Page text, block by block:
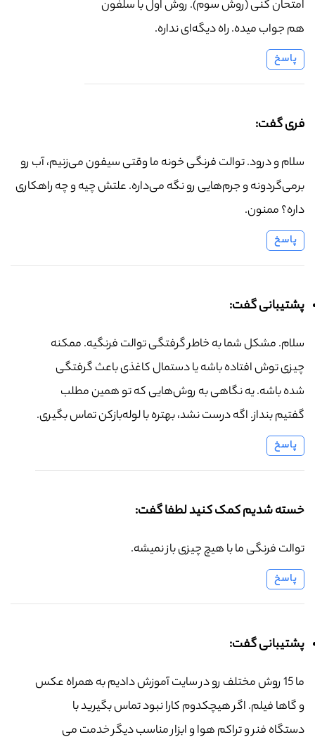
امتحان کنی (روش سوم). روش اول با سلفون
هم جواب میده. راه دیگه‌ای نداره.
پاسخ
فری گفت:
سلام و درود. توالت فرنگی خونه ما وقتی سیفون می‌زنیم، آب رو
برمی‌گردونه و جرم‌هایی رو نگه می‌داره. علتش چیه و چه راهکاری
داره؟ ممنون.
پاسخ
پشتیبانی گفت:
سلام. مشکل شما به خاطر گرفتگی توالت فرنگیه. ممکنه
چیزی توش افتاده باشه یا دستمال کاغذی باعث گرفتگی
شده باشه. یه نگاهی به روش‌هایی که تو همین مطلب
گفتیم بنداز. اگه درست نشد، بهتره با لوله‌بازکن تماس بگیری.
پاسخ
خسته شدیم کمک کنید لطفا گفت:
توالت فرنگی ما با هیچ چیزی باز نمیشه.
پاسخ
پشتیبانی گفت:
ما 15 روش مختلف رو در سایت آموزش دادیم به همراه عکس
و گاها فیلم. اگر هیچکدوم کارا نبود تماس بگیرید با
دستگاه فنر و تراکم هوا و ابزار مناسب دیگر خدمت می